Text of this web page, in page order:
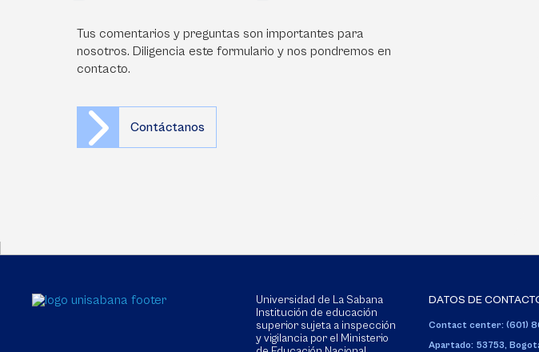
Tus comentarios y preguntas son importantes para
nosotros. Diligencia este formulario y nos pondremos en
contacto.
Contáctanos
Universidad de La Sabana
Institución de educación
superior sujeta a inspección
y vigilancia por el Ministerio
DATOS DE
Contact center: (601)
Apartado: 53753,